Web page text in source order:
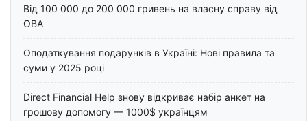
Від 100 000 до 200 000 гривень на власну справу від
ОВА
Оподаткування подарунків в Україні: Нові правила та
суми у 2025 році
Direct Financial Help знову відкриває набір анкет на
грошову допомогу — 1000$ українцям